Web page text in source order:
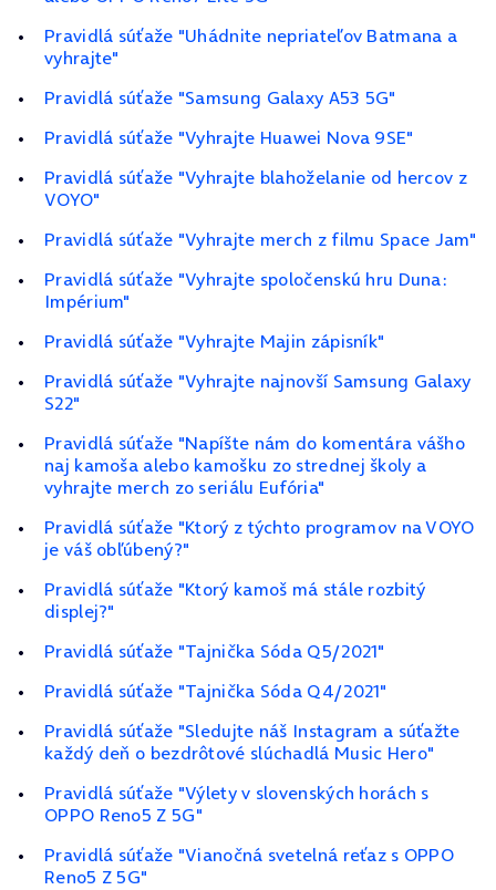
Pravidlá súťaže "Uhádnite nepriateľov Batmana a
vyhrajte"
Pravidlá súťaže "Samsung Galaxy A53 5G"
Pravidlá súťaže "Vyhrajte Huawei Nova 9SE"
Pravidlá súťaže "Vyhrajte blahoželanie od hercov z
VOYO"
Pravidlá súťaže "Vyhrajte merch z filmu Space Jam"
Pravidlá súťaže "Vyhrajte spoločenskú hru Duna:
Impérium"
Pravidlá súťaže "Vyhrajte Majin zápisník"
Pravidlá súťaže "Vyhrajte najnovší Samsung Galaxy
S22"
Pravidlá súťaže "Napíšte nám do komentára vášho
naj kamoša alebo kamošku zo strednej školy a
vyhrajte merch zo seriálu Eufória"
Pravidlá súťaže "Ktorý z týchto programov na VOYO
je váš obľúbený?"
Pravidlá súťaže "Ktorý kamoš má stále rozbitý
displej?"
Pravidlá súťaže "Tajnička Sóda Q5/2021"
Pravidlá súťaže "Tajnička Sóda Q4/2021"
Pravidlá súťaže "Sledujte náš Instagram a súťažte
každý deň o bezdrôtové slúchadlá Music Hero"
Pravidlá súťaže "Výlety v slovenských horách s
OPPO Reno5 Z 5G"
Pravidlá súťaže "Vianočná svetelná reťaz s OPPO
Reno5 Z 5G"